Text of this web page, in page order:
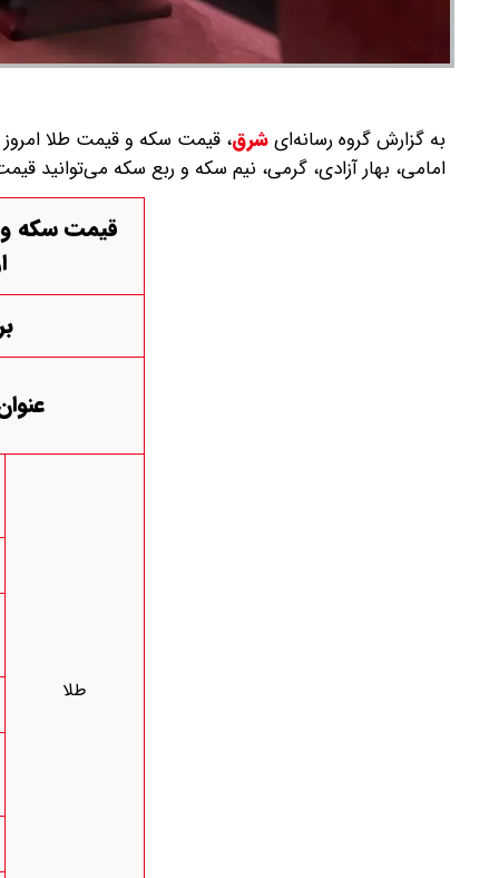
به گزارش گروه رسانه‌ایشرق،
امامی، بهار آزادی، گرمی، نیم سکه و ربع سکه می‌توانید
طلا